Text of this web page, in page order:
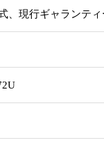
、現行ギャランテ